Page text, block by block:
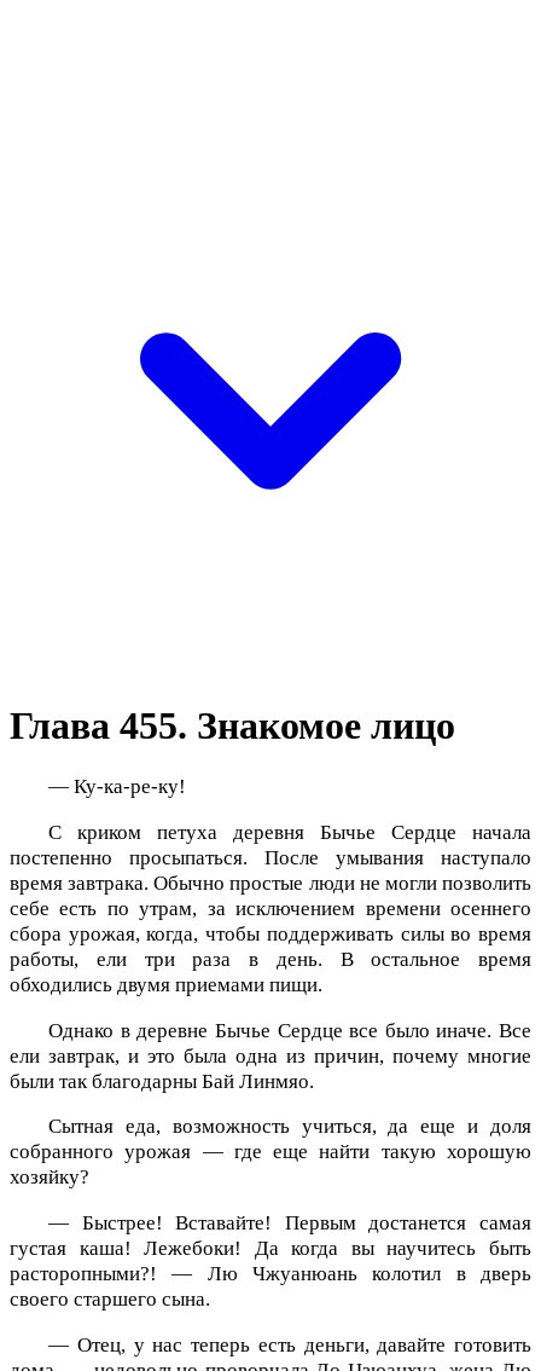
Глава 455. Знакомое лицо
— Ку-ка-ре-ку!
С криком петуха деревня Бычье Сердце начала
постепенно просыпаться. После умывания наступало
время завтрака. Обычно простые люди не могли позволить
себе есть по утрам, за исключением времени осеннего
сбора урожая, когда, чтобы поддерживать силы во время
работы, ели три раза в день. В остальное время
обходились двумя приемами пищи.
Однако в деревне Бычье Сердце все было иначе. Все
ели завтрак, и это была одна из причин, почему многие
были так благодарны Бай Линмяо.
Сытная еда, возможность учиться, да еще и доля
собранного урожая — где еще найти такую хорошую
хозяйку?
— Быстрее! Вставайте! Первым достанется самая
густая каша! Лежебоки! Да когда вы научитесь быть
расторопными?! — Лю Чжуанюань колотил в дверь
своего старшего сына.
— Отец, у нас теперь есть деньги, давайте готовить